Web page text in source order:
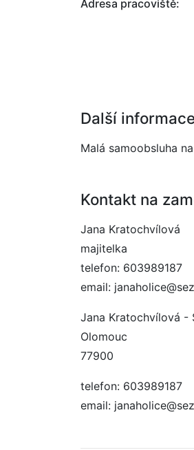
Adresa pracoviště:
Další
Malá samoobsluha
Kontakt na
Jana Kratochvílová
majitelka
telefon: 603989187
email:
Jana Kratochvílová -
Olomouc
77900
telefon: 603989187
email: